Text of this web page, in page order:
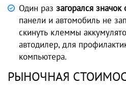
Один раз загорался
панели и автомобиль не
скинуть клеммы
автодилер, для
компьютера.
РЫНОЧНАЯ